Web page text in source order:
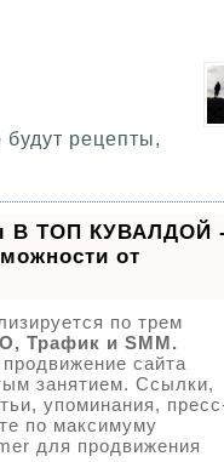
рецепты,
В ТОП КУВАЛДОЙ
от
по трем
Трафик и SMM.
сайта
занятием. Ссылки,
упоминания,
по максимуму
для продвижения